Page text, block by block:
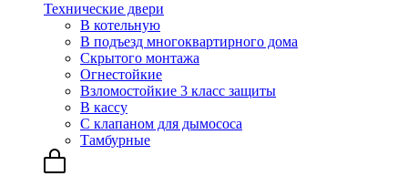
Технические двери
В котельную
В подъезд многоквартирного дома
Скрытого монтажа
Огнестойкие
Взломостойкие 3 класс защиты
В кассу
С клапаном для дымососа
Тамбурные